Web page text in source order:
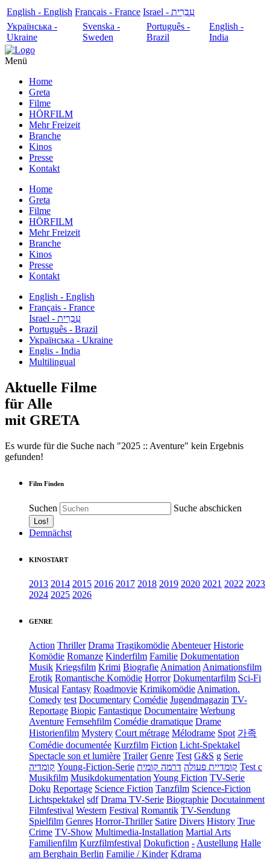
English - English Français - France
עִבְרִית - Israel
Українська -
Ukraine
Svenska -
Sweden
Português -
Brazil
English -
India
Menü
Home
Greta
Filme
HÖRFILM
Mehr Freizeit
Branche
Kinos
Presse
Kontakt
Home
Greta
Filme
HÖRFILM
Mehr Freizeit
Branche
Kinos
Presse
Kontakt
English - English
Français - France
עִבְרִית - Israel
Português - Brazil
Українська - Ukraine
Englis - India
Multilingual
Aktuelle Filme
für Alle
mit GRETA
Es wurde für die Suche nach "2025 :: Aventure" kein Ergebnis
gefunden!
Film Finden
Suchen Suche abschicken
Demnächst
KINOSTART
2013 2014 2015 2016 2017 2018 2019 2020 2021 2022 2023
2024 2025 2026
GENRE
Action Thriller Drama Tragikomödie Abenteuer Historie
Komödie Romanze Kinderfilm Familie Dokumentation
Musik Kriegsfilm Krimi Biografie Animation Animationsfilm
Erotik Romantische Komödie Horror Dokumentarfilm Sci-Fi
Musical Fantasy Roadmovie Krimikomödie Animation.
Comedy test Documentary Comédie Jugendmagazin TV-
Reportage Biopic Fantastique Documentaire Werbung
Aventure Fernsehfilm Comédie dramatique Drame
Historienfilm Mystery Court métrage Mélodrame Spot 가족
Comédie documentée Kurzfilm Fiction Licht-Spektakel
Spectacle son et lumière Trailer Genre Test G&S g Serie
קומדיה Young-Fiction-Serie קומדיית פעולה דרמה קומית
Test c
Musikfilm Musikdokumentation Young Fiction TV-Serie
Doku Reportage Science Fiction Tanzfilm Science-Fiction
Lichtspektakel sdf Drama TV-Serie Biographie Docutainment
Filmfestival Western Festival Romantik TV-Sendung
Spielfilm Genres Horror-Thriller Satire Divers History True
Crime TV-Show Multimedia-Installation Martial Arts
Familienfilm Kurzfilmfestival Dokufiction - Austellung Halle
am Berghain Berlin Familie / Kinder Kdrama